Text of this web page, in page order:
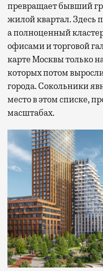
превращает бывший
жилой квартал. Здесь
а полноценный
офисами и торговой
карте Москвы только
которых потом
города. Сокольники
место в этом списке,
масштабах.